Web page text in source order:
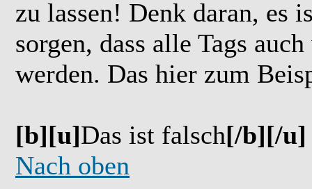
zu lassen! Denk daran, es
sorgen, dass alle Tags
werden. Das hier zum
[b][u]Das ist falsch[/b][/u]
Nach oben